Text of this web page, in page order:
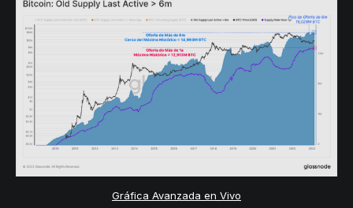
Gráfica Avanzada en Vivo